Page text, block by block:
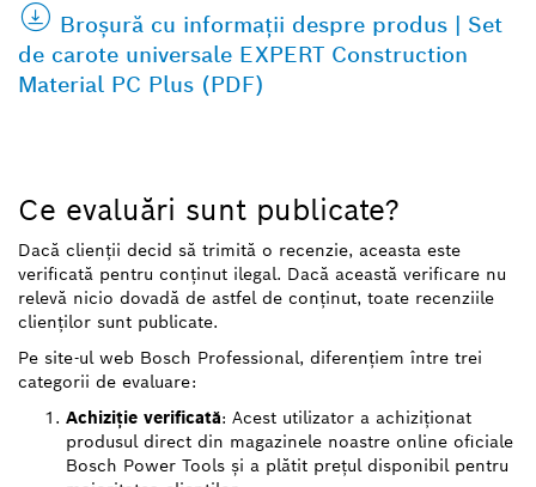
Broșură cu informații despre produs | Set
de carote universale EXPERT Construction
Material PC Plus (PDF)
Ce evaluări sunt publicate?
Dacă clienții decid să trimită o recenzie, aceasta este
verificată pentru conținut ilegal. Dacă această verificare nu
relevă nicio dovadă de astfel de conținut, toate recenziile
clienților sunt publicate.
Pe site-ul web Bosch Professional, diferențiem între trei
categorii de evaluare:
Achiziție verificată: Acest utilizator a achiziționat
produsul direct din magazinele noastre online oficiale
Bosch Power Tools și a plătit prețul disponibil pentru